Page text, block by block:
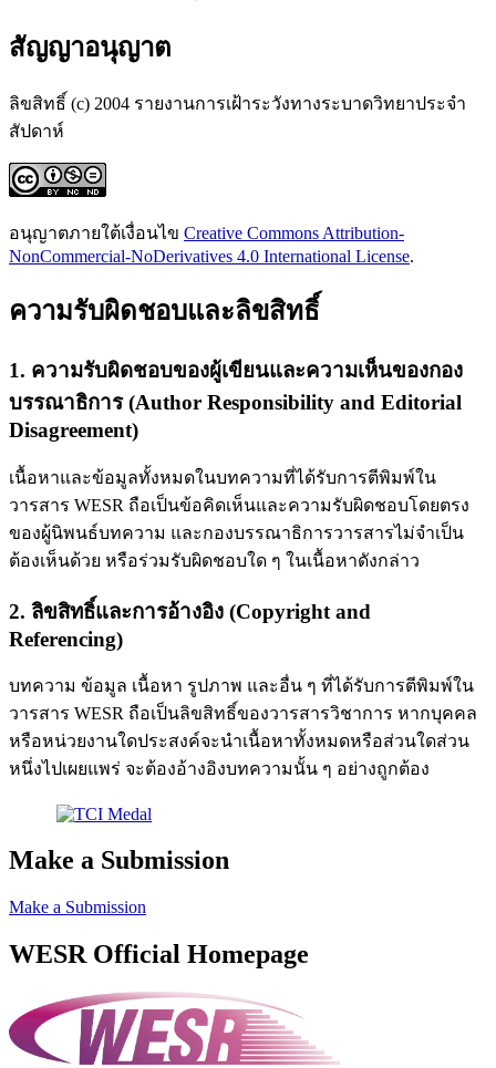
สัญญาอนุญาต
ลิขสิทธิ์ (c) 2004 รายงานการเฝ้าระวังทางระบาดวิทยาประจำ
สัปดาห์
อนุญาตภายใต้เงื่อนไข Creative Commons Attribution-
NonCommercial-NoDerivatives 4.0 International License.
ความรับผิดชอบและลิขสิทธิ์
1. ความรับผิดชอบของผู้เขียนและความเห็นของกอง
บรรณาธิการ (Author Responsibility and Editorial
Disagreement)
เนื้อหาและข้อมูลทั้งหมดในบทความที่ได้รับการตีพิมพ์ใน
วารสาร WESR ถือเป็นข้อคิดเห็นและความรับผิดชอบโดยตรง
ของผู้นิพนธ์บทความ และกองบรรณาธิการวารสารไม่จำเป็น
ต้องเห็นด้วย หรือร่วมรับผิดชอบใด ๆ ในเนื้อหาดังกล่าว
2. ลิขสิทธิ์และการอ้างอิง (Copyright and
Referencing)
บทความ ข้อมูล เนื้อหา รูปภาพ และอื่น ๆ ที่ได้รับการตีพิมพ์ใน
วารสาร WESR ถือเป็นลิขสิทธิ์ของวารสารวิชาการ หากบุคคล
หรือหน่วยงานใดประสงค์จะนำเนื้อหาทั้งหมดหรือส่วนใดส่วน
หนึ่งไปเผยแพร่ จะต้องอ้างอิงบทความนั้น ๆ อย่างถูกต้อง
Make a Submission
Make a Submission
WESR Official Homepage